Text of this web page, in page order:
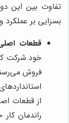
تفاوت بین این
بسزایی بر
قطعات
خود شرکت
فروش
از قطعات
راندمان